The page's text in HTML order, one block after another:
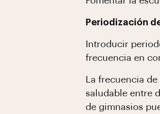
Periodización
Introducir
frecuencia en
La frecuencia
saludable entre
de gimnasios